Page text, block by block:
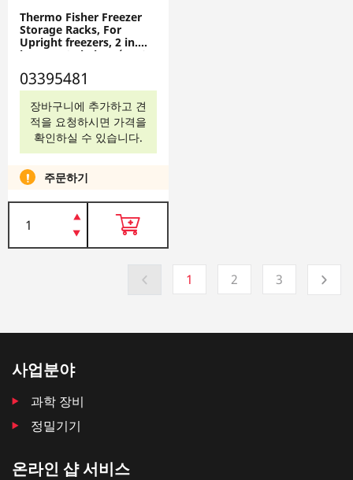
Thermo Fisher Freezer
Storage Racks, For
Upright freezers, 2 in.
boxes; 12 shelves (4 x 3
03395481
장바구니에 추가하고 견
적을 요청하시면 가격을
확인하실 수 있습니다.
주문하기
1 2 3
사업분야
과학 장비
정밀기기
온라인 샵 서비스